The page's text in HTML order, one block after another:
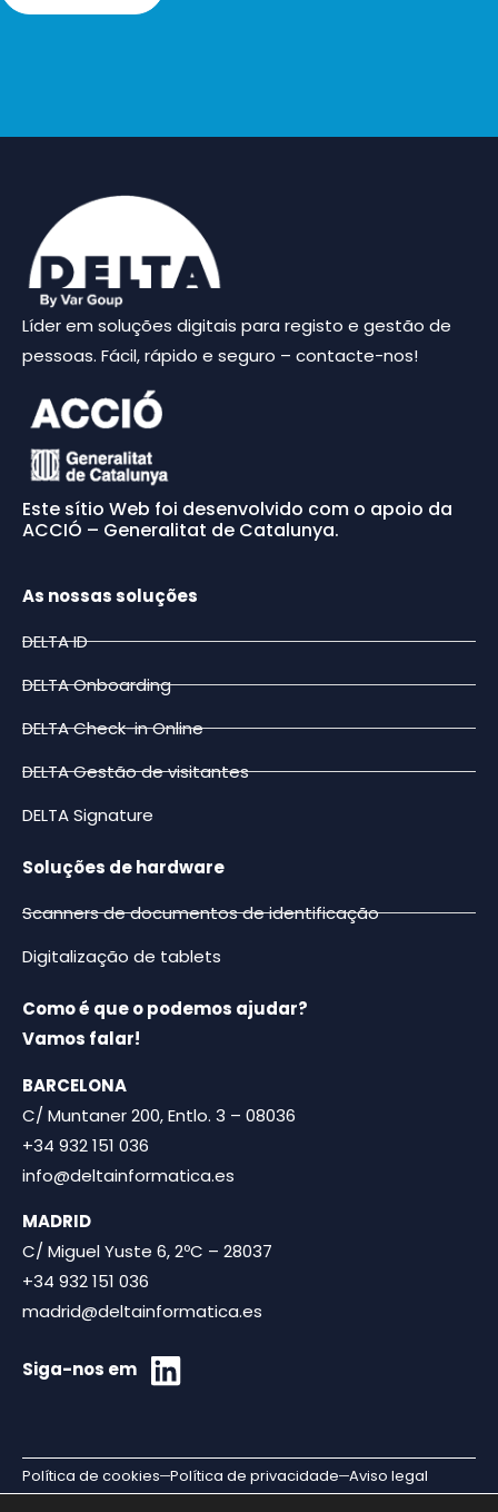
Líder em soluções digitais para registo e gestão de
pessoas. Fácil, rápido e seguro – contacte-nos!
Este sítio Web foi desenvolvido com o apoio da
ACCIÓ – Generalitat de Catalunya.
As nossas soluções
DELTA ID
DELTA Onboarding
DELTA Check-in Online
DELTA Gestão de visitantes
DELTA Signature
Soluções de hardware
Scanners de documentos de identificação
Digitalização de tablets
Como é que o podemos ajudar?
Vamos falar!
BARCELONA
C/ Muntaner 200, Entlo. 3 – 08036
+34 932 151 036
info@deltainformatica.es
MADRID
C/ Miguel Yuste 6, 2ºC – 28037
+34 932 151 036
madrid@deltainformatica.es
Siga-nos em
Política de cookies Política de privacidade Aviso legal